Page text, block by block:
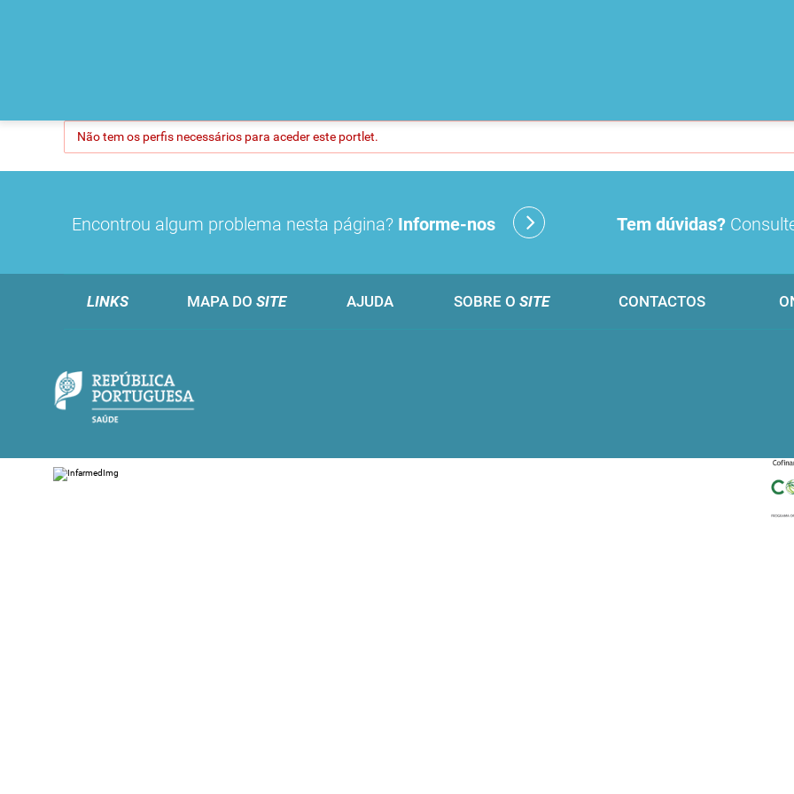
Não tem os perfis necessários para aceder este portlet.
Encontrou algum problema nesta página? Informe-nos Tem dúvidas?
LINKS MAPA DO SITE AJUDA SOBRE O SITE CONTACTOS